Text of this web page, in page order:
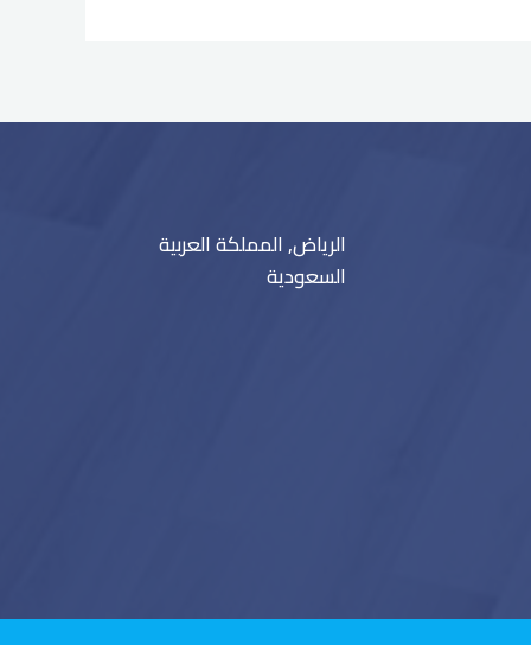
الرياض, المملكة العربية
السعودية